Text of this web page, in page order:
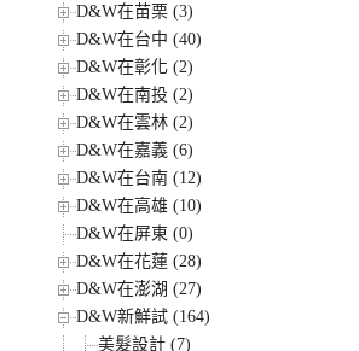
D&W在苗栗 (3)
D&W在台中 (40)
D&W在彰化 (2)
D&W在南投 (2)
D&W在雲林 (2)
D&W在嘉義 (6)
D&W在台南 (12)
D&W在高雄 (10)
D&W在屏東 (0)
D&W在花蓮 (28)
D&W在澎湖 (27)
D&W新鮮試 (164)
美髮設計 (7)